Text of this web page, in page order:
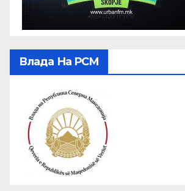
Влада На РСМ